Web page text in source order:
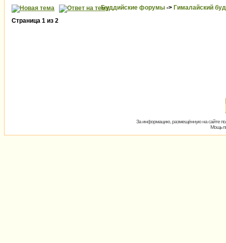
Буддийские форумы -> Гималайский
Страница 1 из 2
За информацию, размещённую на сайте
Мощь